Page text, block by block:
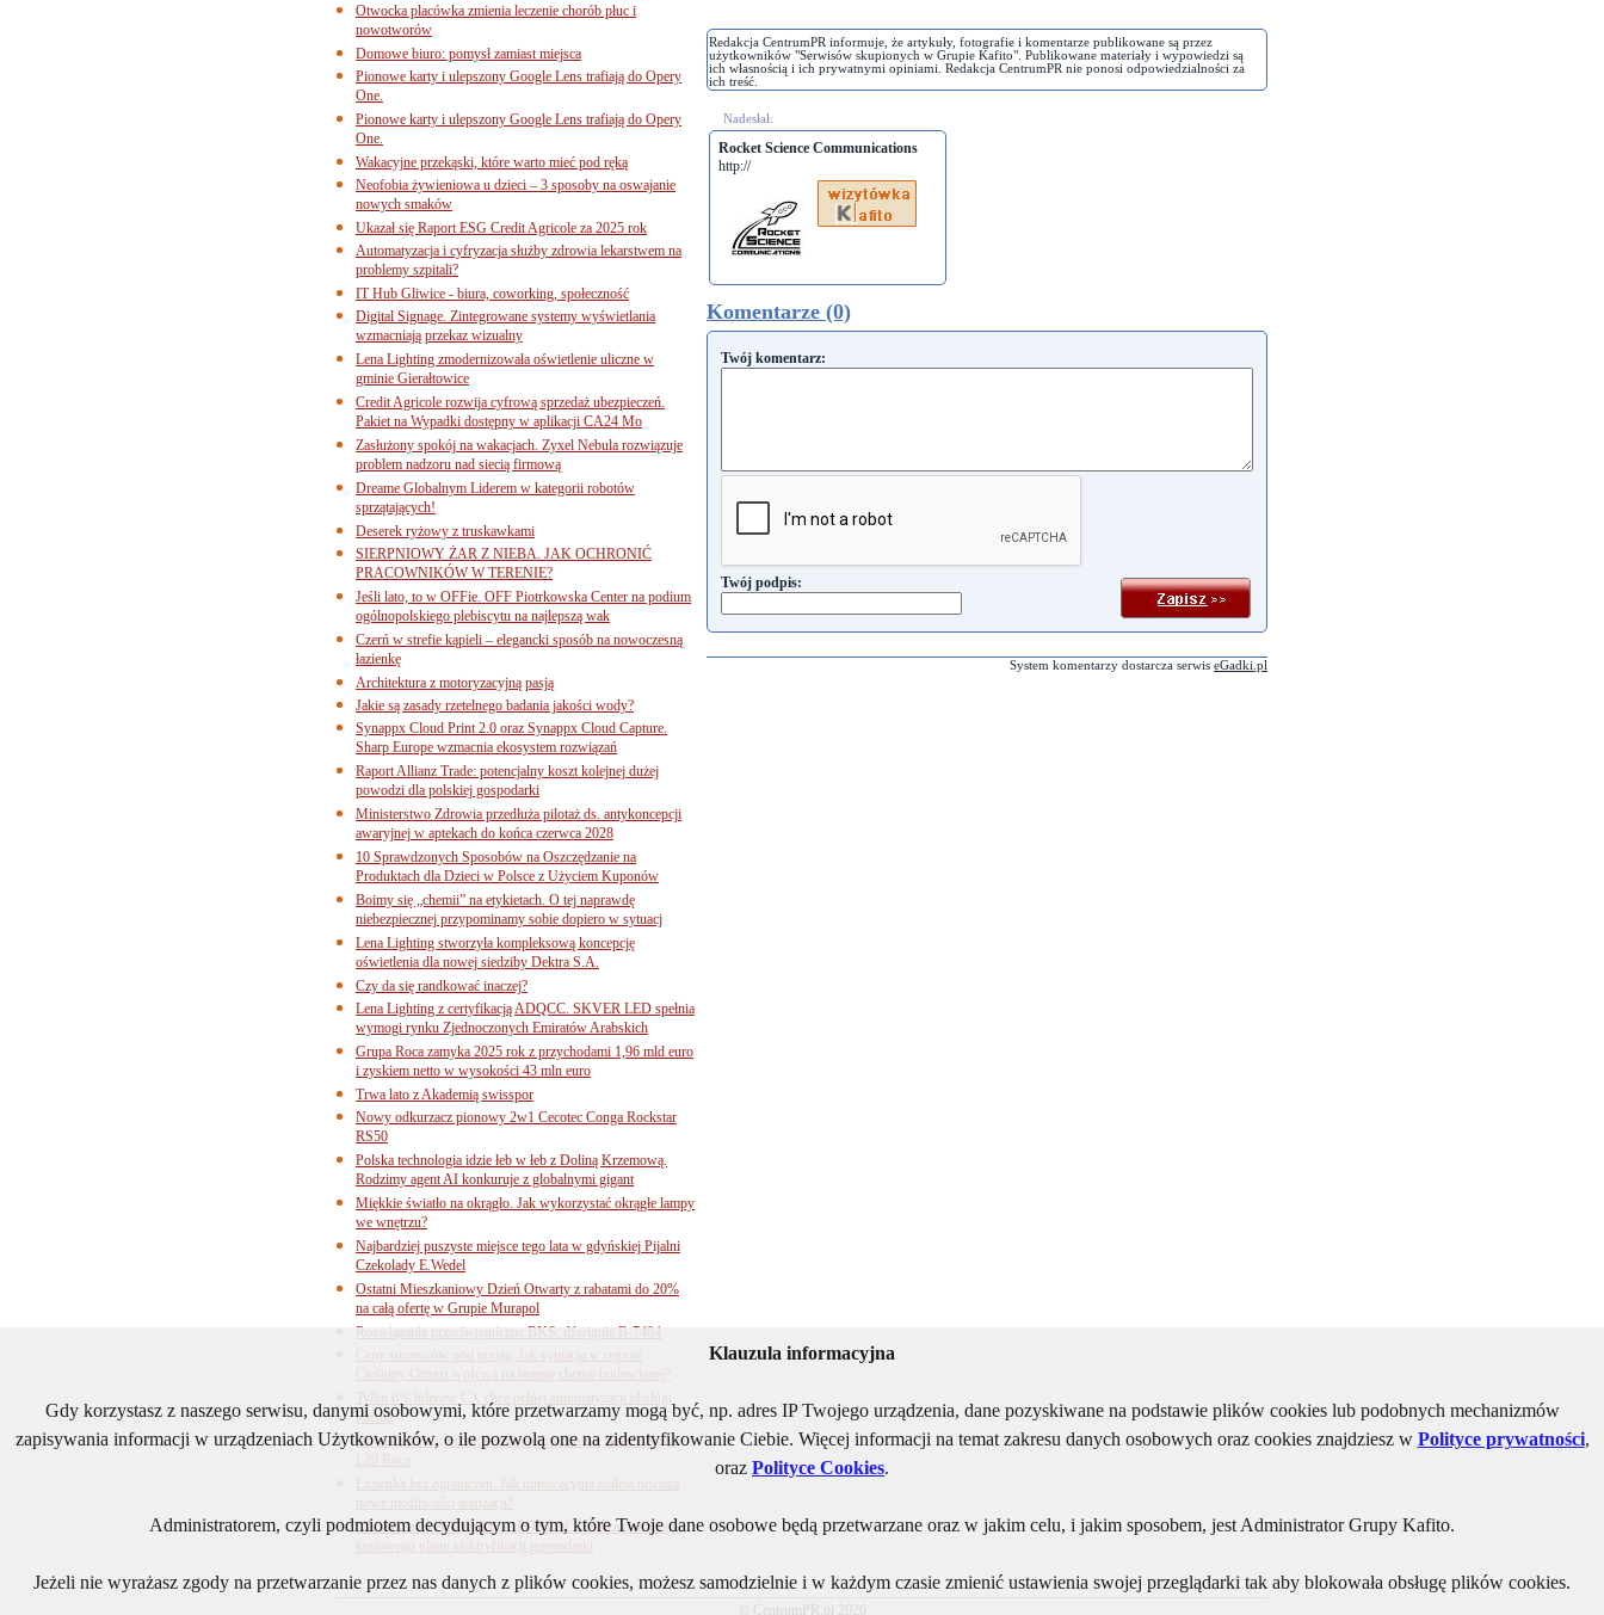
Redakcja CentrumPR informuje, że artykuły, fotografie i komentarze publikowane są przez
użytkowników "Serwisów skupionych w Grupie Kafito". Publikowane materiały i wypowiedzi są
ich własnością i ich prywatnymi opiniami. Redakcja CentrumPR nie ponosi odpowiedzialności za
ich treść.
Nadesłał:
Rocket Science Communications
http://
Komentarze (0)
Twój komentarz:
Twój podpis:
System komentarzy dostarcza serwis eGadki.pl
Otwocka placówka zmienia leczenie chorób płuc i
nowotworów
Domowe biuro: pomysł zamiast miejsca
Pionowe karty i ulepszony Google Lens trafiają do Opery
One.
Pionowe karty i ulepszony Google Lens trafiają do Opery
One.
Wakacyjne przekąski, które warto mieć pod ręką
Neofobia żywieniowa u dzieci – 3 sposoby na oswajanie
nowych smaków
Ukazał się Raport ESG Credit Agricole za 2025 rok
Automatyzacja i cyfryzacja służby zdrowia lekarstwem na
problemy szpitali?
IT Hub Gliwice - biura, coworking, społeczność
Digital Signage. Zintegrowane systemy wyświetlania
wzmacniają przekaz wizualny
Lena Lighting zmodernizowała oświetlenie uliczne w
gminie Gierałtowice
Credit Agricole rozwija cyfrową sprzedaż ubezpieczeń.
Pakiet na Wypadki dostępny w aplikacji CA24 Mo
Zasłużony spokój na wakacjach. Zyxel Nebula rozwiązuje
problem nadzoru nad siecią firmową
Dreame Globalnym Liderem w kategorii robotów
sprzątających!
Deserek ryżowy z truskawkami
SIERPNIOWY ŻAR Z NIEBA. JAK OCHRONIĆ
PRACOWNIKÓW W TERENIE?
Jeśli lato, to w OFFie. OFF Piotrkowska Center na podium
ogólnopolskiego plebiscytu na najlepszą wak
Czerń w strefie kąpieli – elegancki sposób na nowoczesną
łazienkę
Architektura z motoryzacyjną pasją
Jakie są zasady rzetelnego badania jakości wody?
Synappx Cloud Print 2.0 oraz Synappx Cloud Capture.
Sharp Europe wzmacnia ekosystem rozwiązań
Raport Allianz Trade: potencjalny koszt kolejnej dużej
powodzi dla polskiej gospodarki
Ministerstwo Zdrowia przedłuża pilotaż ds. antykoncepcji
awaryjnej w aptekach do końca czerwca 2028
10 Sprawdzonych Sposobów na Oszczędzanie na
Produktach dla Dzieci w Polsce z Użyciem Kuponów
Boimy się „chemii” na etykietach. O tej naprawdę
niebezpiecznej przypominamy sobie dopiero w sytuacj
Lena Lighting stworzyła kompleksową koncepcję
oświetlenia dla nowej siedziby Dektra S.A.
Czy da się randkować inaczej?
Lena Lighting z certyfikacją ADQCC. SKVER LED spełnia
wymogi rynku Zjednoczonych Emiratów Arabskich
Grupa Roca zamyka 2025 rok z przychodami 1,96 mld euro
i zyskiem netto w wysokości 43 mln euro
Trwa lato z Akademią swisspor
Nowy odkurzacz pionowy 2w1 Cecotec Conga Rockstar
RS50
Polska technologia idzie łeb w łeb z Doliną Krzemową.
Rodzimy agent AI konkuruje z globalnymi gigant
Miękkie światło na okrągło. Jak wykorzystać okrągłe lampy
we wnętrzu?
Najbardziej puszyste miejsce tego lata w gdyńskiej Pijalni
Czekolady E.Wedel
Ostatni Mieszkaniowy Dzień Otwarty z rabatami do 20%
na całą ofertę w Grupie Murapol
Rozwiązania przeciwpaniczne BKS: dźwignia B-7404
Ceny surowców pod presją. Jak sytuacja w rejonie
Cieśniny Ormuz wpływa na branżę chemii budowlanej?
Tylko 6% liderów CX chce pełnej automatyzacji obsługi
klienta
Odwaga formy, precyzja technologii. Nowe baterie Kay i
L20 Roca
Łazienka bez ograniczeń. Jak innowacyjna toaleta otwiera
nowe możliwości aranżacji?
UE stawia na elektryfikację. PORT PC: Polska potrzebuje
krajowego planu elektryfikacji gospodarki
© CentrumPR.pl 2026
Klauzula informacyjna
Gdy korzystasz z naszego serwisu, danymi osobowymi, które przetwarzamy mogą być, np. adres IP Twojego urządzenia, dane pozyskiwane na podstawie plików cookies lub podobnych mechanizmów
zapisywania informacji w urządzeniach Użytkowników, o ile pozwolą one na zidentyfikowanie Ciebie. Więcej informacji na temat zakresu danych osobowych oraz cookies znajdziesz w Polityce prywatności,
oraz Polityce Cookies.
Administratorem, czyli podmiotem decydującym o tym, które Twoje dane osobowe będą przetwarzane oraz w jakim celu, i jakim sposobem, jest Administrator Grupy Kafito.
Jeżeli nie wyrażasz zgody na przetwarzanie przez nas danych z plików cookies, możesz samodzielnie i w każdym czasie zmienić ustawienia swojej przeglądarki tak aby blokowała obsługę plików cookies.